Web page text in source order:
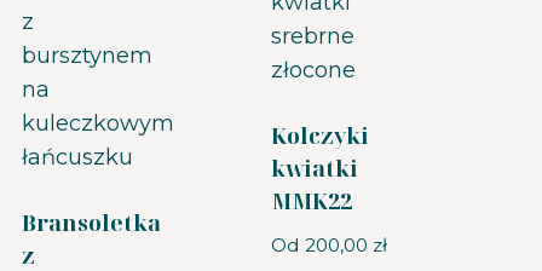
Bransoletka
z
Kolczyki
kwiatki
MMK22
Od 200,00 zł